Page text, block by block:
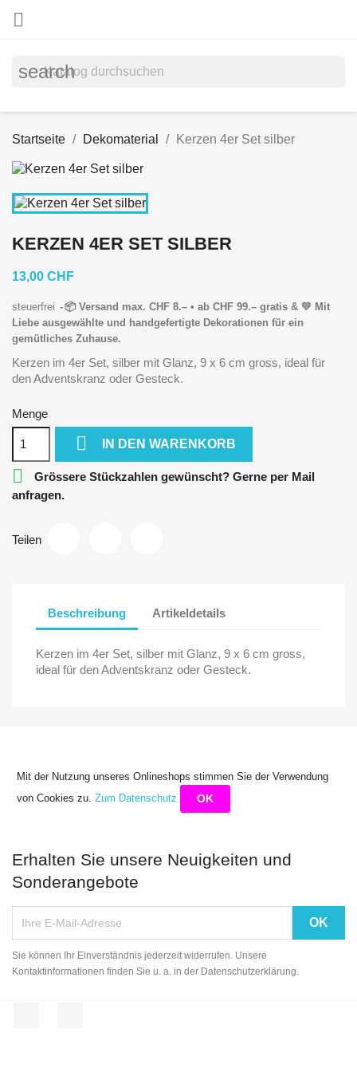

search
Startseite Dekomaterial Kerzen 4er Set silber
KERZEN 4ER SET SILBER
13,00 CHF
steuerfrei
📦 Versand max. CHF 8.– • ab CHF 99.– gratis & 💛 Mit
Liebe ausgewählte und handgefertigte Dekorationen für ein
gemütliches Zuhause.
Kerzen im 4er Set, silber mit Glanz, 9 x 6 cm gross, ideal für
den Adventskranz oder Gesteck.
Menge
 IN DEN WARENKORB

Grössere Stückzahlen gewünscht? Gerne per Mail
anfragen.
Teilen
Beschreibung Artikeldetails
Kerzen im 4er Set, silber mit Glanz, 9 x 6 cm gross,
ideal für den Adventskranz oder Gesteck.
Mit der Nutzung unseres Onlineshops stimmen Sie der Verwendung
von Cookies zu. Zum Datenschutz OK
Erhalten Sie unsere Neuigkeiten und
Sonderangebote
Sie können Ihr Einverständnis jederzeit widerrufen. Unsere
Kontaktinformationen finden Sie u. a. in der Datenschutzerklärung.